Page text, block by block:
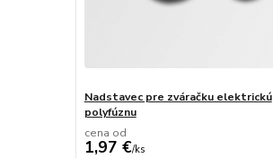
Nadstavec pre zváračku elektrickú
polyfúznu
cena od
1,97 €/ks